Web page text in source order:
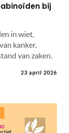
bij
in wiet,
kanker.
van zaken.
23 april 2026